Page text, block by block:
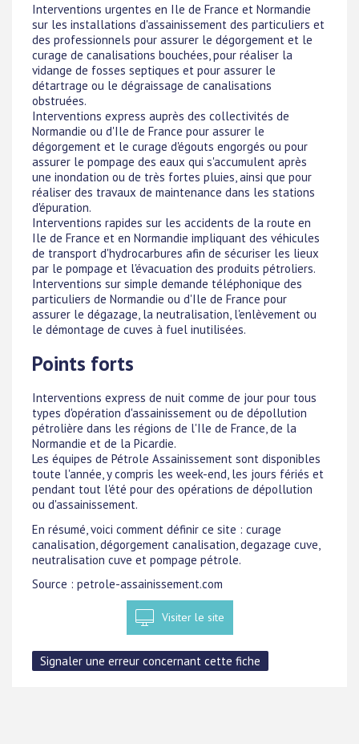
Interventions urgentes en Ile de France et Normandie
sur les installations d'assainissement des particuliers et
des professionnels pour assurer le dégorgement et le
curage de canalisations bouchées, pour réaliser la
vidange de fosses septiques et pour assurer le
détartrage ou le dégraissage de canalisations
obstruées.
Interventions express auprès des collectivités de
Normandie ou d'Ile de France pour assurer le
dégorgement et le curage d'égouts engorgés ou pour
assurer le pompage des eaux qui s'accumulent après
une inondation ou de très fortes pluies, ainsi que pour
réaliser des travaux de maintenance dans les stations
d'épuration.
Interventions rapides sur les accidents de la route en
Ile de France et en Normandie impliquant des véhicules
de transport d'hydrocarbures afin de sécuriser les lieux
par le pompage et l'évacuation des produits pétroliers.
Interventions sur simple demande téléphonique des
particuliers de Normandie ou d'Ile de France pour
assurer le dégazage, la neutralisation, l'enlèvement ou
le démontage de cuves à fuel inutilisées.
Points forts
Interventions express de nuit comme de jour pour tous
types d'opération d'assainissement ou de dépollution
pétrolière dans les régions de l'Ile de France, de la
Normandie et de la Picardie.
Les équipes de Pétrole Assainissement sont disponibles
toute l'année, y compris les week-end, les jours fériés et
pendant tout l'été pour des opérations de dépollution
ou d'assainissement.
En résumé, voici comment définir ce site : curage
canalisation, dégorgement canalisation, degazage cuve,
neutralisation cuve et pompage pétrole.
Source : petrole-assainissement.com
Visiter le site